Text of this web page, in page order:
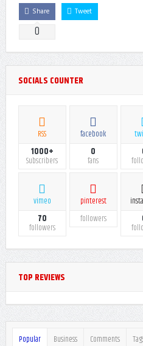
Share
0
Tweet
SOCIALS COUNTER
RSS
1000+
Subscribers
facebook
0
fans
vimeo
70
followers
pinterest
followers
TOP REVIEWS
Popular Business Comments